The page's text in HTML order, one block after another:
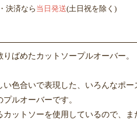
決済なら 当日発送(土日祝を除く)
ばめたカットソープルオーバー。
い色合いで表現した、いろんなポ
ルオーバーです。
カットソーを使用しているので、